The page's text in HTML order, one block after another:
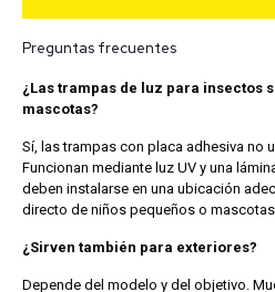
Preguntas frecuentes
¿Las trampas de luz para insectos
mascotas?
Sí, las trampas con placa adhesiva no
Funcionan mediante luz UV y una
deben instalarse en una ubicación
directo de niños pequeños o
¿Sirven también para exteriores?
Depende del modelo y del objetivo.